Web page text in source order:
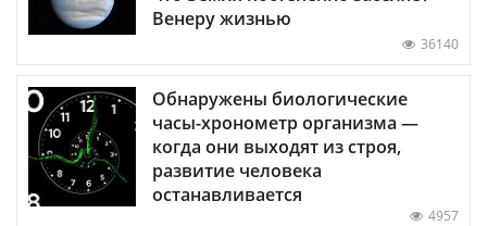
Венеру жизнью
36140
Обнаружены биологические
часы-хронометр организма —
когда они выходят из строя,
развитие человека
останавливается
4957